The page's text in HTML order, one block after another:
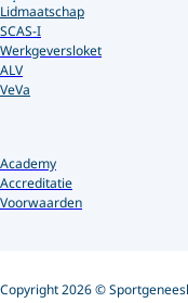
Lidmaatschap
SCAS-I
Werkgeversloket
ALV
VeVa
Academy
Accreditatie
Voorwaarden
Copyright 2026 ©